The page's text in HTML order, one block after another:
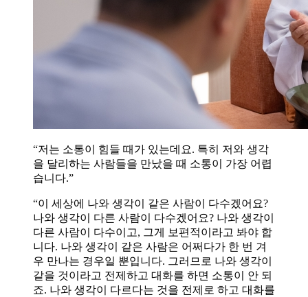
“저는 소통이 힘들 때가 있는데요. 특히 저와 생각
을 달리하는 사람들을 만났을 때 소통이 가장 어렵
습니다.”
“이 세상에 나와 생각이 같은 사람이 다수겠어요?
나와 생각이 다른 사람이 다수겠어요? 나와 생각이
다른 사람이 다수이고, 그게 보편적이라고 봐야 합
니다. 나와 생각이 같은 사람은 어쩌다가 한 번 겨
우 만나는 경우일 뿐입니다. 그러므로 나와 생각이
같을 것이라고 전제하고 대화를 하면 소통이 안 되
죠. 나와 생각이 다르다는 것을 전제로 하고 대화를